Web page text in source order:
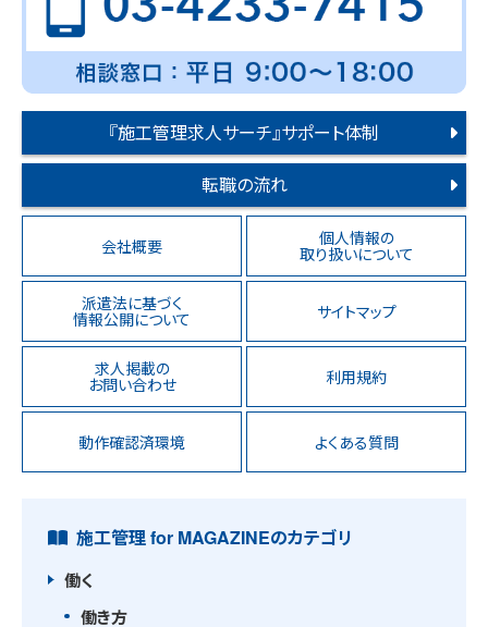
『施工管理求人サーチ』サポート体制
転職の流れ
会社概要 個人情報の
取り扱いについて
派遣法に基づく
情報公開について サイトマップ
求人掲載の
お問い合わせ 利用規約
動作確認済環境 よくある質問
施工管理 for MAGAZINEのカテゴリ
働く
働き方